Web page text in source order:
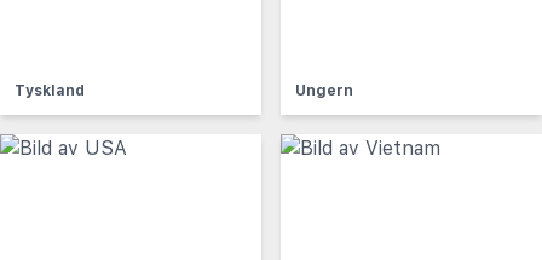
Tyskland Ungern